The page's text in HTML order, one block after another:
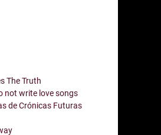
The Truth
not write love songs
de Crónicas Futuras